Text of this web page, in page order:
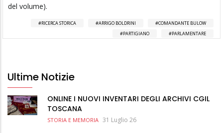
del volume).
RICERCA STORICA ARRIGO BOLDRINI
COMANDANTE BULOW
PARTIGIANO
PARLAMENTARE
Ultime Notizie
ONLINE I NUOVI INVENTARI DEGLI ARCHIVI CGIL
TOSCANA
STORIA E MEMORIA 31 Luglio 26